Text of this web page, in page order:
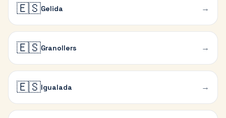
🇪🇸Gelida →
🇪🇸Granollers →
🇪🇸Igualada →